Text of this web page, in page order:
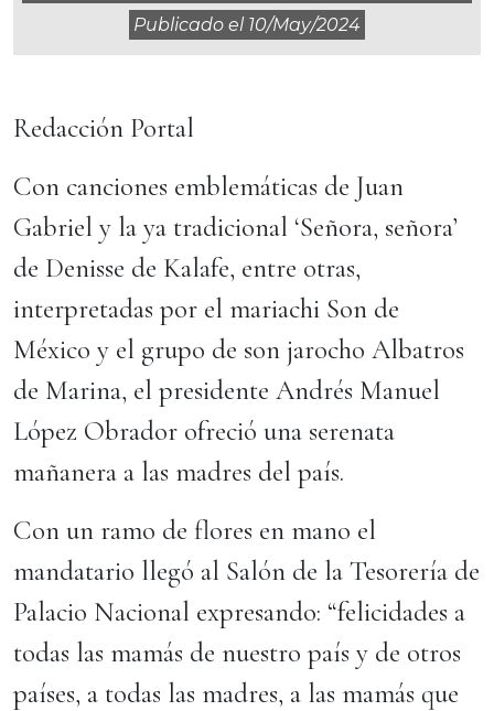
Publicado el 10/may/2024
Redacción Portal
Con canciones emblemáticas de Juan
Gabriel y la ya tradicional ‘Señora, señora’
de Denisse de Kalafe, entre otras,
interpretadas por el mariachi Son de
México y el grupo de son jarocho Albatros
de Marina, el presidente Andrés Manuel
López Obrador ofreció una serenata
mañanera a las madres del país.
Con un ramo de flores en mano el
mandatario llegó al Salón de la Tesorería de
Palacio Nacional expresando: “felicidades a
todas las mamás de nuestro país y de otros
países, a todas las madres, a las mamás que